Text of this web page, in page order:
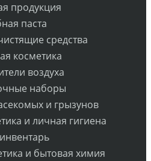
продукция
паста
средства
косметика
воздуха
наборы
и грызунов
и личная гигиена
и бытовая химия